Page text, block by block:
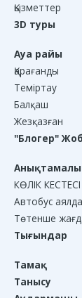
Қызметтер
3D туры
Ауа райы
Қарағанды
Теміртау
Балқаш
Жезқазған
"Блогер"
КӨЛІК КЕСТЕСІ
Автобус
Төтенше
Тығындар
Тамақ
Танысу